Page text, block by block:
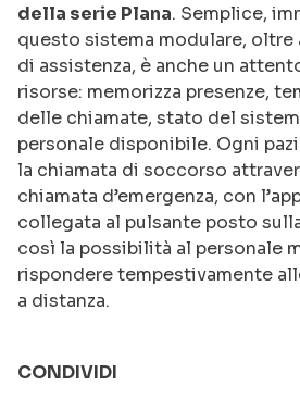
della serie Plana. Semplice,
questo sistema modulare,
di assistenza, è anche un
risorse: memorizza presenze,
delle chiamate, stato del
personale disponibile. Ogni
la chiamata di soccorso
chiamata d’emergenza, con
collegata al pulsante posto
così la possibilità al personale
rispondere tempestivamente
a distanza.
CONDIVIDI